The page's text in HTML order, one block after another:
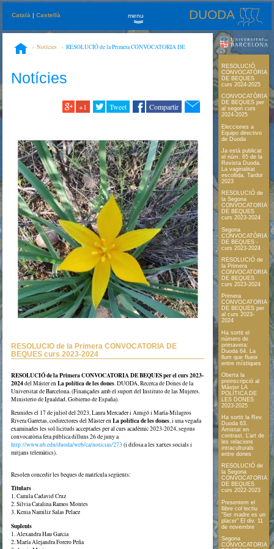
Català |Castellà DUODA
menu
»
Notícies
RESOLUCIÓ de la Primera CONVOCATORIA DE
Notícies
+1 Tweet Compartir
RESOLUCIÓ de la Primera CONVOCATORIA DE
BEQUES curs 2023-2024
RESOLUCIÓ de la Primera CONVOCATORIA DE BEQUES per el curs 2023-
2024del Máster enLa política de les dones . DUODA, Recerca de Dones de la
Universitat de Barcelona. (Finançades amb el suport del Instituto de las Mujeres.
Ministerio de Igualdad. Gobierno de España).
Reunides el 17 de juliol del 2023, Laura Mercader i Amigó i María-Milagros
Rivera Garretas, codirectores del Màster enLa política de les dones, i una vegada
examinades les sol·licituds acceptades per al curs acadèmic 2023-2024, segons
convocatòria feta pública dilluns 26 de juny a
http://www.ub.edu/duoda/web/ca/noticias/273(i difosa a les xarxes socials i
mitjans telemàtics).
Resolen concedir les beques de matrícula següents:
Titulars
1. Camila Cadavid Cruz
2. Silvia Catalina Ramos Montes
3. Kenia Namiliz Salas Pelaez
Suplents
1. Alexandra Hau Garcia
2. María Alejandra Forero Peña
RESOLUCIÓ
CONVOCATÒRIA
DE BEQUES
curs 2024-2025
CONVOCATÒRIA
DE BEQUES per
al segon curs
2024-2025
Elecciones a
Equipo directivo
de Duoda
Ja està publicat
el núm. 65 de la
Revista Duoda.
La vaginalitat
escollida. Tardor
2023
RESOLUCIÓ de
la Segona
CONVOCATORIA
DE BEQUES
curs 2023-2024
Segona
CONVOCATÒRIA
DE BEQUES -
curs 2023-2024
RESOLUCIÓ de
la Primera
CONVOCATORIA
DE BEQUES
curs 2023-2024
Primera
CONVOCATORIA
DE BEQUES per
al curs 2023-
2024
Ha sortit el
número de
primavera:
Duoda 64. La
llum que flueix
entre místiques
Oberta la
preinscripció al
Màster LA
POLÍTICA DE
LES DONES
2023-2025
Ha sortit la Rev.
Duoda 63.
Amistat en
contrast. L’art de
les relacions
intraculturals
entre dones
RESOLUCIÓ de
la Segona
CONVOCATORIA
DE BEQUES
curs 2022-2023
Presentem el
llibre col·lectiu
"Ser madre es un
placer" El div. 11
de novembre
Segona
CONVOCATORIA